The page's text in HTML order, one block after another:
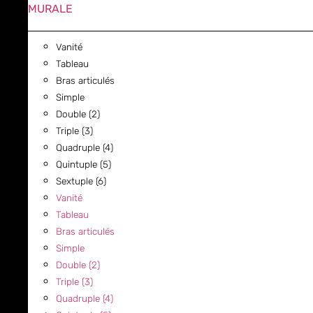
MURALE
Vanité
Tableau
Bras articulés
Simple
Double (2)
Triple (3)
Quadruple (4)
Quintuple (5)
Sextuple (6)
Vanité
Tableau
Bras articulés
Simple
Double (2)
Triple (3)
Quadruple (4)